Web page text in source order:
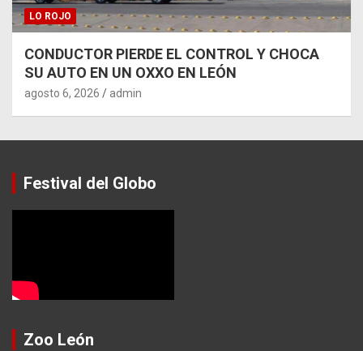
LO ROJO
CONDUCTOR PIERDE EL CONTROL Y CHOCA
SU AUTO EN UN OXXO EN LEÓN
agosto 6, 2026 admin
Festival del Globo
Zoo León